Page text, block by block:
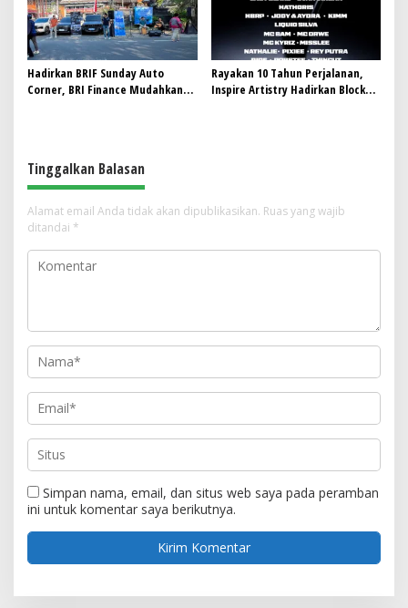
Hadirkan BRIF Sunday Auto
Corner, BRI Finance Mudahkan
Rayakan 10 Tahun Perjalanan,
Inspire Artistry Hadirkan Block
Tinggalkan Balasan
Alamat email Anda tidak akan dipublikasikan. Ruas yang wajib
ditandai *
Simpan nama, email, dan situs web saya pada peramban
ini untuk komentar saya berikutnya.